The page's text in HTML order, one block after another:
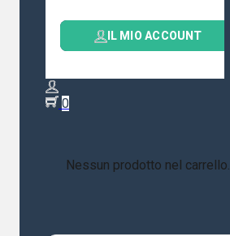
IL MIO ACCOUNT
0
Nessun prodotto nel carrello.